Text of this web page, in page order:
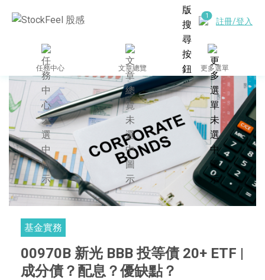
註冊/登入
任務中心 文章總覽 更多選單
基金實務
00970B 新光 BBB 投等債 20+ ETF |
成分債？配息？優缺點？